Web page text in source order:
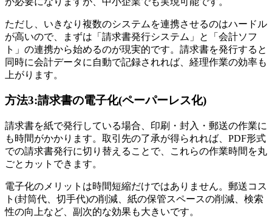
ただし、いきなり複数のシステムを連携させるのはハードル
が高いので、まずは「請求書発行システム」と「会計ソフ
ト」の連携から始めるのが現実的です。請求書を発行すると
同時に会計データに自動で記録されれば、経理作業の効率も
上がります。
方法3:請求書の電子化(ペーパーレス化)
請求書を紙で発行している場合、印刷・封入・郵送の作業に
も時間がかかります。取引先の了承が得られれば、PDF形式
での請求書発行に切り替えることで、これらの作業時間を丸
ごとカットできます。
電子化のメリットは時間短縮だけではありません。郵送コス
ト(封筒代、切手代)の削減、紙の保管スペースの削減、検索
性の向上など、副次的な効果も大きいです。